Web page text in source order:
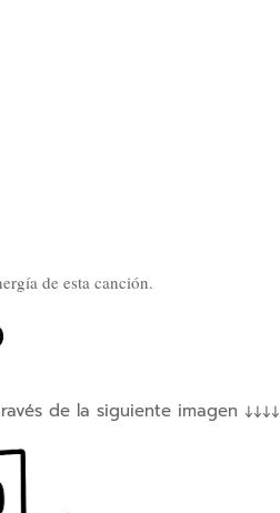
de esta canción.
de la siguiente imagen ↓↓↓↓